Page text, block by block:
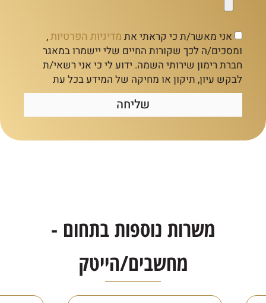
אני מאשר/ת כי קראתי את מדיניות הפרטיות,
ומסכים/ה לכך שקורות החיים שלי יישמרו במאגר
חברת רימון שירותי השמה. ידוע לי כי אני רשאי/ת
לבקש עיון, תיקון או מחיקה של המידע בכל עת
שליחה
משרות נוספות בתחום -
מחשבים/הייטק